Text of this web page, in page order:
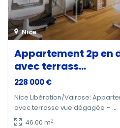
Nice
Appartement 2p en
avec terrass...
228 000 €
Nice Libération/Valrose:
avec terrasse vue dégagée – ...
46.00 m2